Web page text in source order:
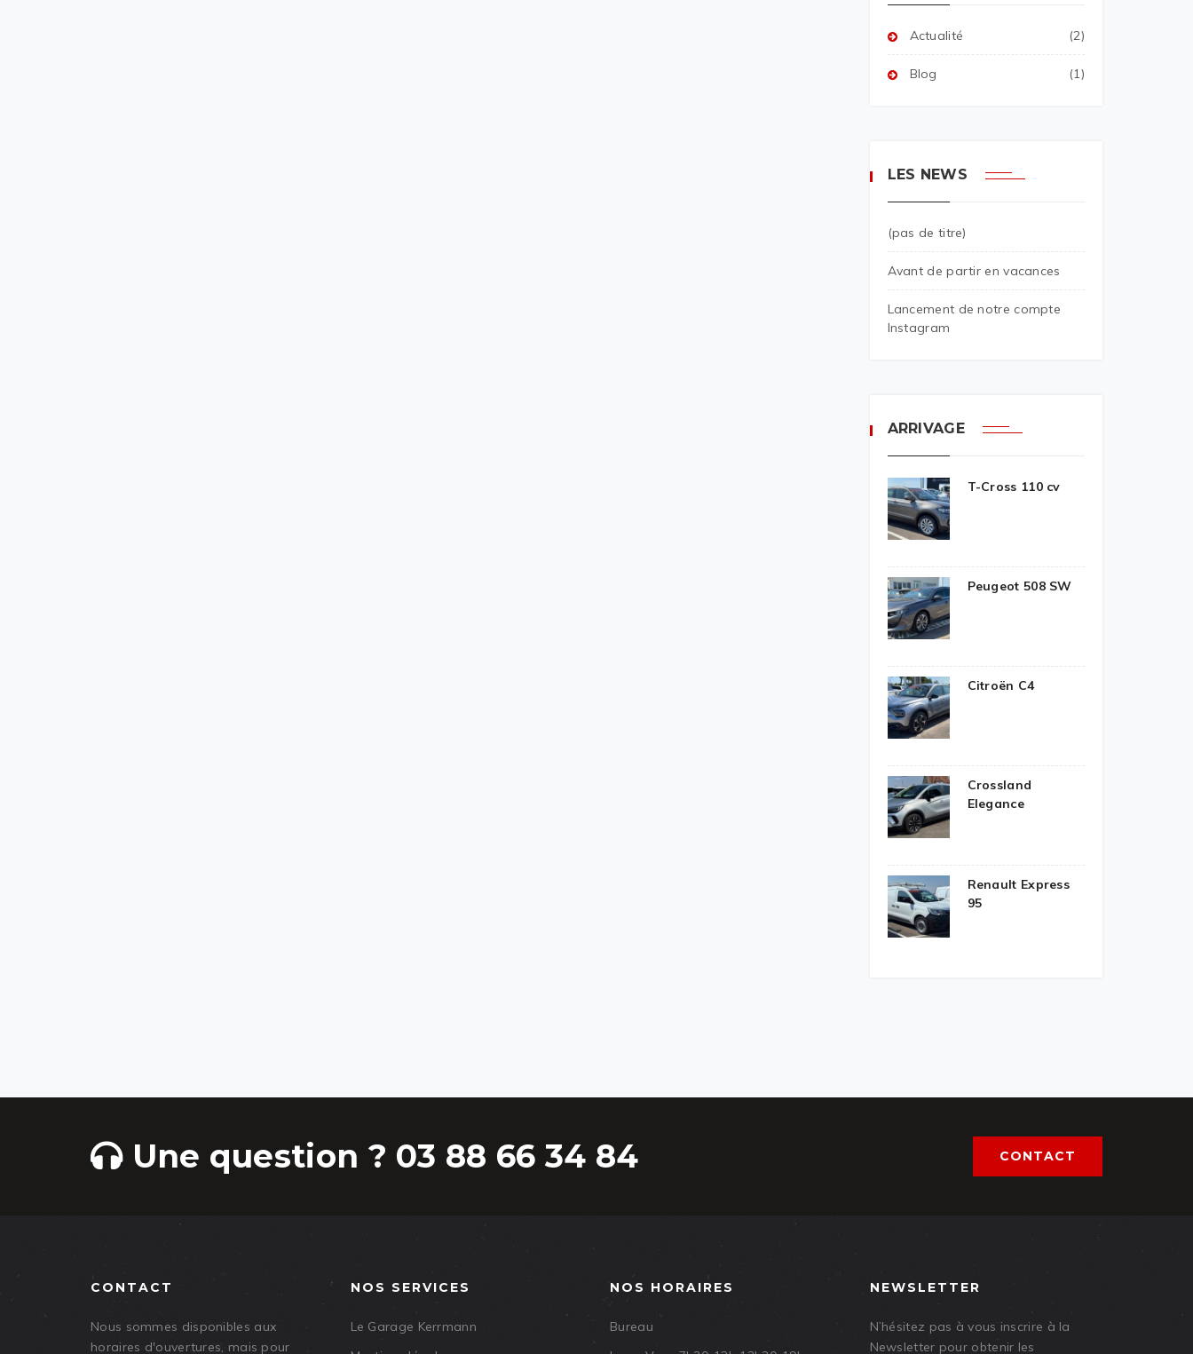
Actualité (2)
Blog (1)
LES NEWS
(pas de titre)
Avant de partir en vacances
Lancement de notre compte
Instagram
ARRIVAGE
T-Cross 110 cv
Peugeot 508 SW
Citroën C4
Crossland
Elegance
Renault Express
95
Une question ? 03 88 66 34 84 CONTACT
CONTACT
Nous sommes disponibles aux
horaires d'ouvertures, mais pour
NOS SERVICES
Le Garage Kerrmann
NOS HORAIRES
Bureau
NEWSLETTER
N’hésitez pas à vous inscrire à la
Newsletter pour obtenir les